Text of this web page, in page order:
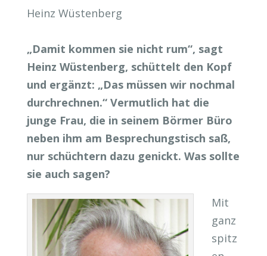
Heinz Wüstenberg
„Damit kommen sie nicht rum“, sagt
Heinz Wüstenberg, schüttelt den Kopf
und ergänzt: „Das müssen wir nochmal
durchrechnen.“ Vermutlich hat die
junge Frau, die in seinem Börmer Büro
neben ihm am Besprechungstisch saß,
nur schüchtern dazu genickt. Was sollte
sie auch sagen?
Mit
ganz
spitz